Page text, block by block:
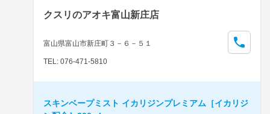
クスリのアオキ富山新庄店
富山県富山市新庄町３－６－５１
TEL: 076-471-5810
スキンベープミスト イカリジンプレミアム［イカリジ